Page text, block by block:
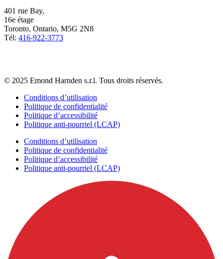
401 rue Bay,
16e étage
Toronto, Ontario, M5G 2N8
Tél: 416-922-3773
© 2025 Emond Harnden s.r.l. Tous droits réservés.
Conditions d’utilisation
Politique de confidentialité
Politique d’accessibilité
Politique anti-pourriel (LCAP)
Conditions d’utilisation
Politique de confidentialité
Politique d’accessibilité
Politique anti-pourriel (LCAP)